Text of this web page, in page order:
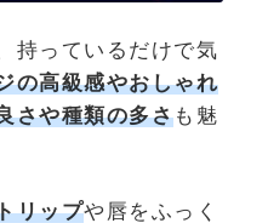
持っているだけで気
の高級感やおしゃれ
さや種類の多さも魅
リップや唇をふっく